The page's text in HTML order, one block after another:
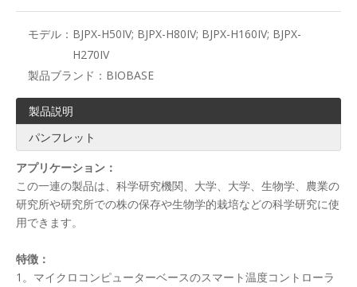
モデル： BJPX-H50IV; BJPX-H80IV; BJPX-H160IV; BJPX-
H270IV
製品ブランド： BIOBASE
製品説明
パンフレット
アプリケーション：
この一連の製品は、科学研究機関、大学、大学、生物学、農業の
研究所や研究所での株の保存や生物学的栽培などの科学研究に使
用できます。
特徴：
1。マイクロコンピューターベースのスマート温度コントローラ